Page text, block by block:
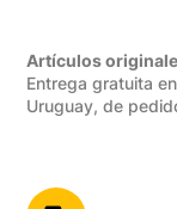
Artículos
Entrega gratuita
Uruguay, de